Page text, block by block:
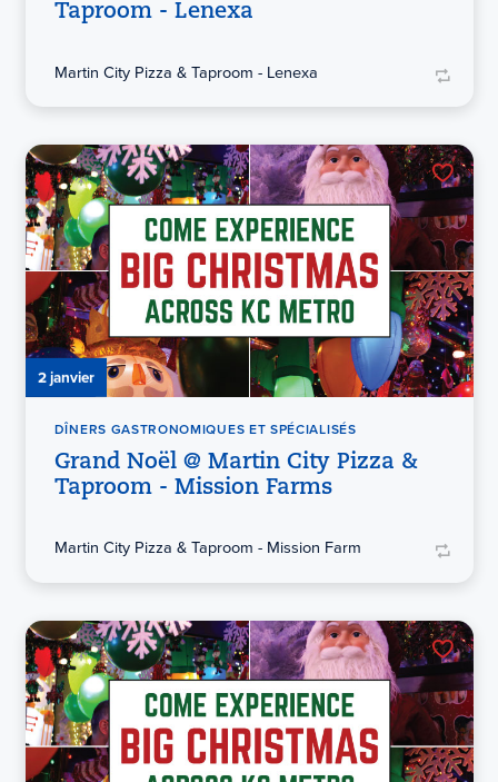
Taproom - Lenexa
Martin City Pizza & Taproom - Lenexa
2 janvier
DÎNERS GASTRONOMIQUES ET SPÉCIALISÉS
Grand Noël @ Martin City Pizza &
Taproom - Mission Farms
Martin City Pizza & Taproom - Mission Farm